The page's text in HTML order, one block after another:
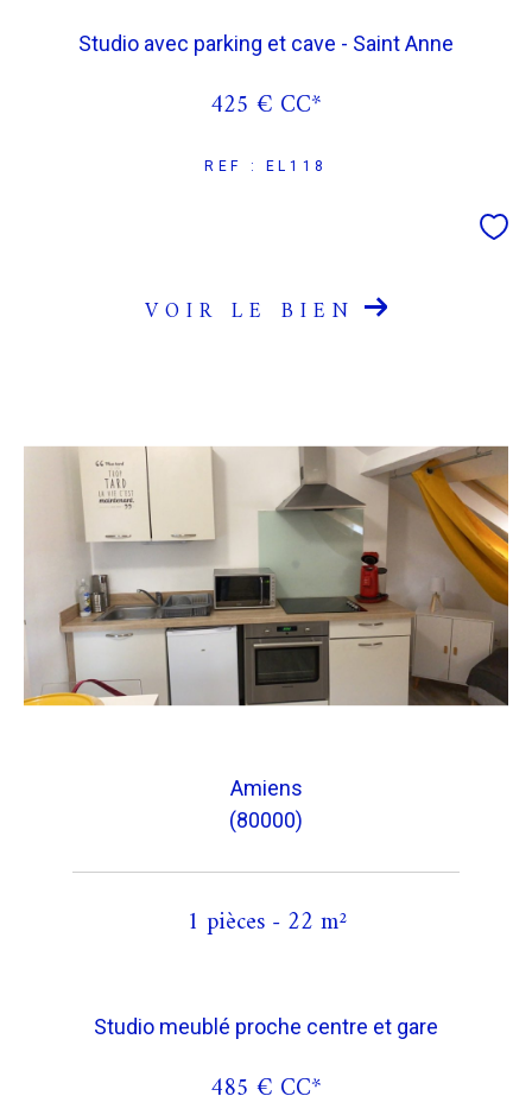
Studio avec parking et cave - Saint Anne
425 € CC*
REF : EL118
VOIR LE BIEN
Amiens
(80000)
1 pièces - 22 m²
Studio meublé proche centre et gare
485 € CC*
COUPS DE COEUR EXCLUSIVITÉS